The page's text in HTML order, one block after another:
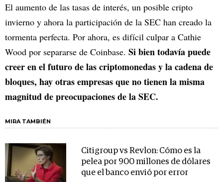
El aumento de las tasas de interés, un posible cripto
invierno y ahora la participación de la SEC han creado la
tormenta perfecta. Por ahora, es difícil culpar a Cathie
Wood por separarse de Coinbase. Si bien todavía puede
creer en el futuro de las criptomonedas y la cadena de
bloques, hay otras empresas que no tienen la misma
magnitud de preocupaciones de la SEC.
MIRA TAMBIÉN
Citigroup vs Revlon: Cómo es la
pelea por 900 millones de dólares
que el banco envió por error